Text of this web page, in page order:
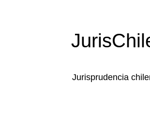
Jurisprudencia